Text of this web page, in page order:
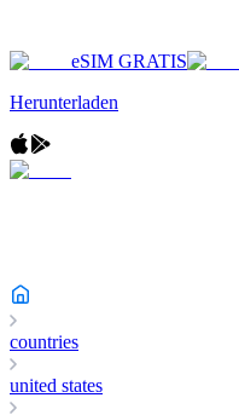
eSIM GRATIS
Herunterladen
countries
united states